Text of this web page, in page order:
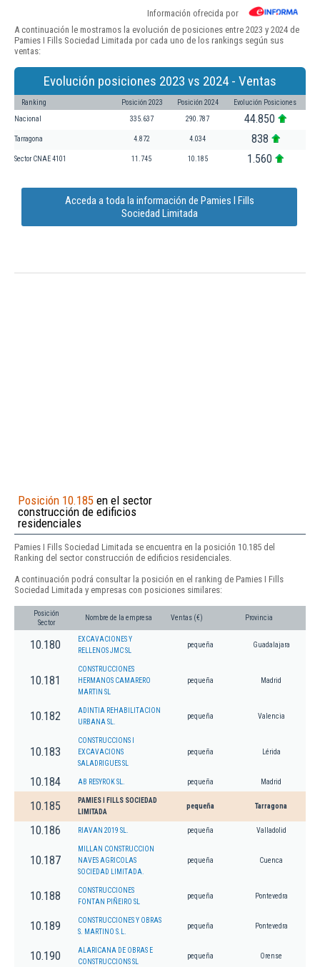
Información ofrecida por
A continuación le mostramos la evolución de posiciones entre 2023 y 2024 de
Pamies I Fills Sociedad Limitada por cada uno de los rankings según sus
ventas:
Evolución posiciones 2023 vs 2024 - Ventas
Ranking Posición 2023 Posición 2024 Evolución Posiciones
Nacional 335.637 290.787 44.850
Tarragona 4.872 4.034 838
Sector CNAE 4101 11.745 10.185 1.560
Acceda a toda la información de Pamies I Fills
Sociedad Limitada
Posición 10.185 en el sector
construcción de edificios
residenciales
Pamies I Fills Sociedad Limitada se encuentra en la posición 10.185 del
Ranking del sector construcción de edificios residenciales.
A continuación podrá consultar la posición en el ranking de Pamies I Fills
Sociedad Limitada y empresas con posiciones similares:
Posición
Sector
Nombre de la empresa Ventas (€) Provincia
10.180
EXCAVACIONES Y
RELLENOS JMC SL
pequeña Guadalajara
10.181
CONSTRUCCIONES
HERMANOS CAMARERO
MARTIN SL
pequeña Madrid
10.182
ADINTIA REHABILITACION
URBANA SL.
pequeña Valencia
10.183
CONSTRUCCIONS I
EXCAVACIONS
SALADRIGUES SL
pequeña Lérida
10.184 AB RESYROK SL. pequeña Madrid
10.185
PAMIES I FILLS SOCIEDAD
LIMITADA
pequeña Tarragona
10.186 RIAVAN 2019 SL. pequeña Valladolid
10.187
MILLAN CONSTRUCCION
NAVES AGRICOLAS
SOCIEDAD LIMITADA.
pequeña Cuenca
10.188
CONSTRUCCIONES
FONTAN PIÑEIRO SL
pequeña Pontevedra
10.189
CONSTRUCCIONES Y OBRAS
S. MARTINO S.L.
pequeña Pontevedra
10.190
ALARICANA DE OBRAS E
CONSTRUCCIONS SL
pequeña Orense